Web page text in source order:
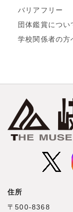
バリアフリー
団体鑑賞につい
学校関係者の方
住所
〒500‐8368